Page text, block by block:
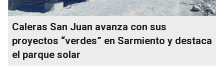
Caleras San Juan avanza con sus
proyectos “verdes” en Sarmiento y destaca
el parque solar